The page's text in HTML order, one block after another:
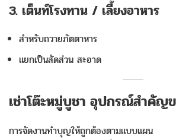
3. เต็นท์โรงทาน / เลี้ยงอาหาร
สำหรับถวายภัตตาหาร
แยกเป็นสัดส่วน สะอาด
เช่าโต๊ะหมู่บูชา อุปกรณ์สำคัญ
การจัดงานทำบุญให้ถูกต้องตามแบบแผน